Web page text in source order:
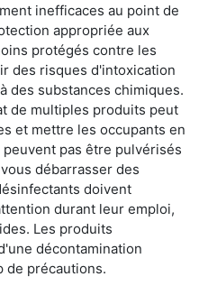
inefficaces au point de
appropriée aux
protégés contre les
des risques d'intoxication
des substances chimiques.
de multiples produits peut
et mettre les occupants en
pas être pulvérisés
débarrasser des
doivent
durant leur emploi,
Les produits
décontamination
de précautions.